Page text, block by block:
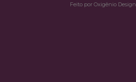
Feito por Oxigênio Design